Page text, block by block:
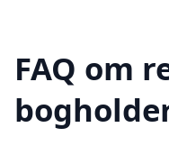
FAQ om